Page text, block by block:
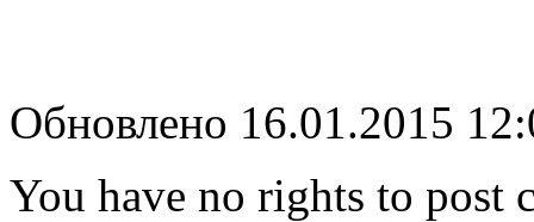
Обновлено 16.01.2015
You have no rights to post